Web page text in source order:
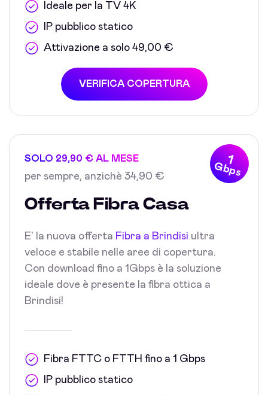
Ideale per la TV 4K
IP pubblico statico
Attivazione a solo 49,00 €
VERIFICA COPERTURA
1
Gbps
SOLO 29,90 € AL MESE
per sempre, anzichè 34,90 €
Offerta Fibra Casa
E' la nuova offerta Fibra a Brindisi ultra
veloce e stabile nelle aree di copertura.
Con download fino a 1Gbps è la soluzione
ideale dove è presente la fibra ottica a
Brindisi!
Fibra FTTC o FTTH fino a 1 Gbps
IP pubblico statico